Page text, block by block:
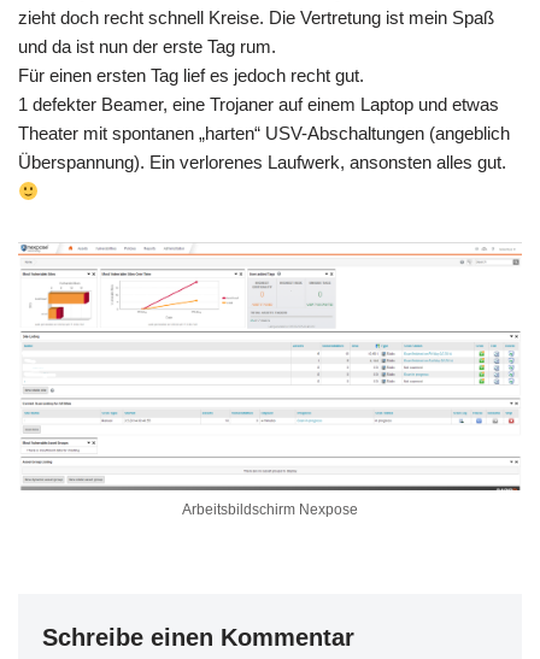
zieht doch recht schnell Kreise. Die Vertretung ist mein Spaß
und da ist nun der erste Tag rum.
Für einen ersten Tag lief es jedoch recht gut.
1 defekter Beamer, eine Trojaner auf einem Laptop und etwas
Theater mit spontanen „harten“ USV-Abschaltungen (angeblich
Überspannung). Ein verlorenes Laufwerk, ansonsten alles gut.
Arbeitsbildschirm Nexpose
Schreibe einen Kommentar